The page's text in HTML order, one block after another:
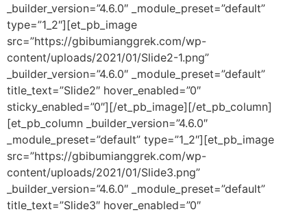
_builder_version=”4.6.0″ _module_preset=”default”
type=”1_2″][et_pb_image
src=”https://gbibumianggrek.com/wp-
content/uploads/2021/01/Slide2-1.png”
_builder_version=”4.6.0″ _module_preset=”default”
title_text=”Slide2″ hover_enabled=”0″
sticky_enabled=”0″][/et_pb_image][/et_pb_column]
[et_pb_column _builder_version=”4.6.0″
_module_preset=”default” type=”1_2″][et_pb_image
src=”https://gbibumianggrek.com/wp-
content/uploads/2021/01/Slide3.png”
_builder_version=”4.6.0″ _module_preset=”default”
title_text=”Slide3″ hover_enabled=”0″